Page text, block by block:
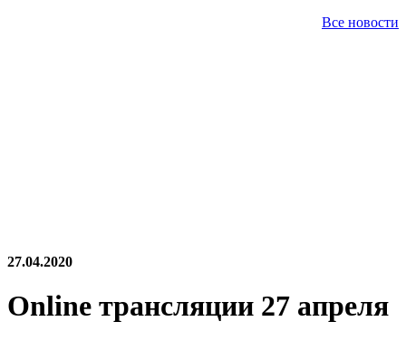
Все новости
27.04.2020
Online трансляции 27 апреля